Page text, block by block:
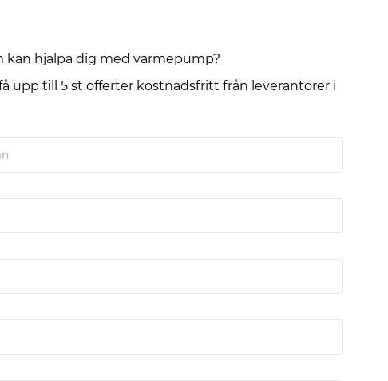
kan hjälpa dig med värmepump?
upp till 5 st offerter kostnadsfritt från leverantörer i